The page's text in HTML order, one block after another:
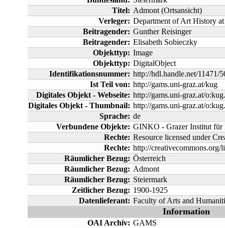
Titel: Admont (Ortsansicht)
Verleger: Department of Art History
Beitragender: Gunther Reisinger
Beitragender: Elisabeth Sobieczky
Objekttyp: Image
Objekttyp: DigitalObject
Identifikationsnummer: http://hdl.handle.net/11471/
Ist Teil von: http://gams.uni-graz.at/kug
Digitales Objekt - Webseite: http://gams.uni-graz.at/
Digitales Objekt - Thumbnail: http://gams.uni-graz.at/
Sprache: de
Verbundene Objekte: GINKO - Grazer Institut für
Rechte: Resource licensed under
Rechte: http://creativecommons.org/
Räumlicher Bezug: Österreich
Räumlicher Bezug: Admont
Räumlicher Bezug: Steiermark
Zeitlicher Bezug: 1900-1925
Datenlieferant: Faculty of Arts and
Information
OAI Archiv: GAMS